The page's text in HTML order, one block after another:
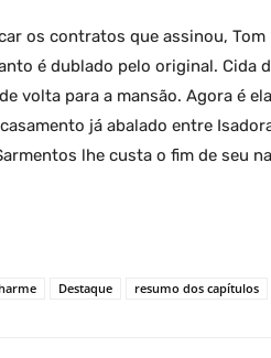
os contratos que assinou,
é dublado pelo original. Cida
volta para a mansão. Agora é
já abalado entre
lhe custa o fim de seu
Destaque resumo dos capítulos